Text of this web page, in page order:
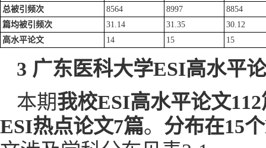
总被引频次 8564 8997
8854
篇均被引 频次 31.14 31.35
30.12
高水平论文
14 15 15
3 广东医科大学ESI高水平
本期我校ESI高水平论文
ESI热点论文7篇。 分布在15